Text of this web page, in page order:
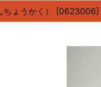
ょうかく） [0623006]